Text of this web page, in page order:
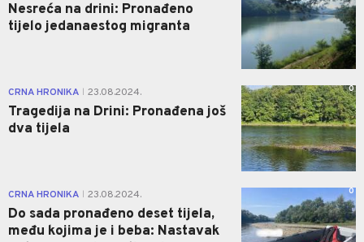
Nesreća na drini: Pronađeno
tijelo jedanaestog migranta
CRNA HRONIKA 23.08.2024.
Tragedija na Drini: Pronađena još
dva tijela
0
CRNA HRONIKA 23.08.2024.
Do sada pronađeno deset tijela,
među kojima je i beba: Nastavak
0